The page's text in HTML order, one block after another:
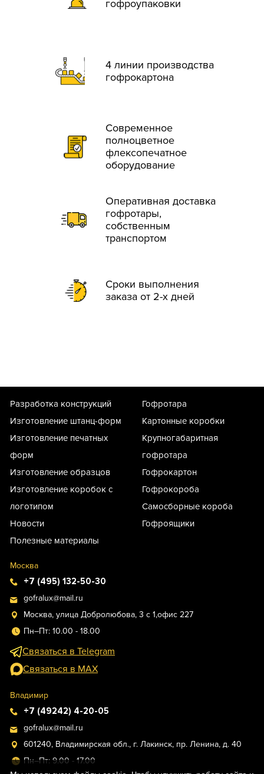
гофроупаковки
4 линии производства
гофрокартона
Современное
полноцветное
флексопечатное
оборудование
Оперативная доставка
гофротары,
собственным
транспортом
Сроки выполнения
заказа от 2-х дней
Разработка конструкций
Изготовление штанц-форм
Изготовление печатных
форм
Изготовление образцов
Изготовление коробок с
логотипом
Новости
Полезные материалы
Гофротара
Картонные коробки
Крупногабаритная
гофротара
Гофрокартон
Гофрокороба
Самосборные короба
Гофроящики
Москва
+7 (495) 132-50-30
gofralux@mail.ru
Москва, улица Добролюбова, 3 с 1,офис 227
Пн–Пт: 10.00 - 18.00
Связаться в Telegram
Связаться в MAX
Владимир
+7 (49242) 4-20-05
gofralux@mail.ru
601240, Владимирская обл., г. Лакинск, пр. Ленина, д. 40
Пн–Пт: 9.00 - 17.00